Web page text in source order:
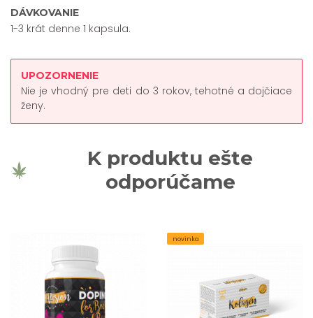
DÁVKOVANIE
1-3 krát denne 1 kapsula.
UPOZORNENIE
Nie je vhodný pre deti do 3 rokov, tehotné a dojčiace
ženy.
K produktu ešte
odporúčame
novinka